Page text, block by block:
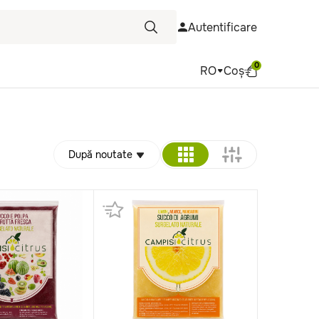
Autentificare
RO Coș 0
După noutate